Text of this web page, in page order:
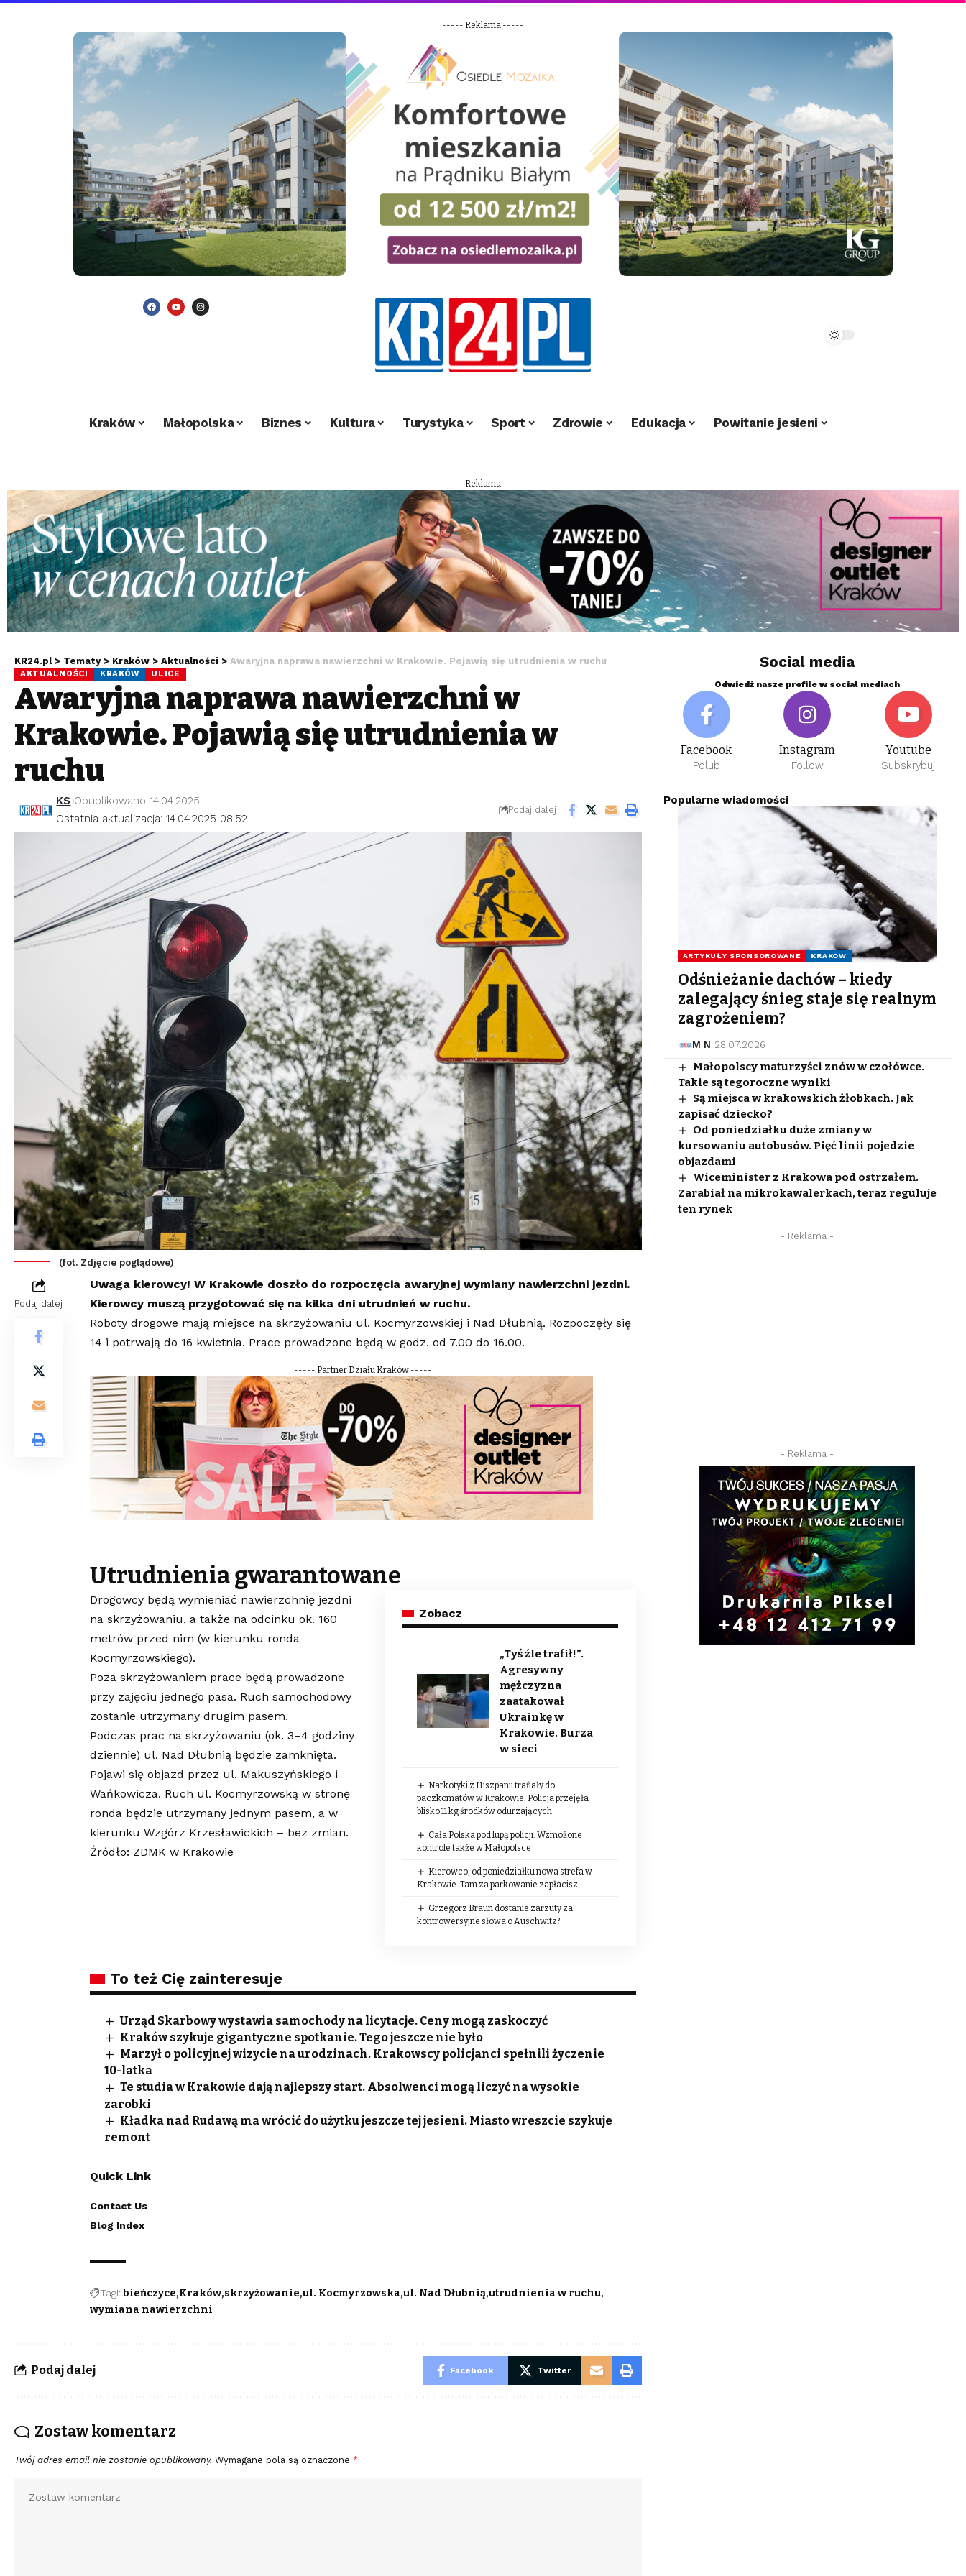
----- Reklama -----
Kraków Małopolska Biznes Kultura Turystyka Sport Zdrowie Edukacja Powitanie jesieni
----- Reklama -----
KR24.pl> Tematy> Kraków > Aktualności > Awaryjna naprawa nawierzchni w Krakowie. Pojawią się utrudnienia w ruchu
AKTUALNOŚCI KRAKÓW ULICE
Awaryjna naprawa nawierzchni w
Krakowie. Pojawią się utrudnienia w
ruchu
Ostatnia aktualizacja: 14.04.2025 08:52
KS Opublikowano 14.04.2025
Podaj dalej
(fot. Zdjęcie poglądowe)
Podaj dalej
Uwaga kierowcy! W Krakowie doszło do rozpoczęcia awaryjnej wymiany nawierzchni jezdni.
Kierowcy muszą przygotować się na kilka dni utrudnień w ruchu.
Roboty drogowe mają miejsce na skrzyżowaniu ul. Kocmyrzowskiej i Nad Dłubnią. Rozpoczęły się
14 i potrwają do 16 kwietnia. Prace prowadzone będą w godz. od 7.00 do 16.00.
----- Partner Działu Kraków -----
Utrudnienia gwarantowane
Zobacz
„Tyś źle trafił!”.
Agresywny
mężczyzna
zaatakował
Ukrainkę w
Krakowie. Burza
w sieci
Narkotyki z Hiszpanii trafiały do
paczkomatów w Krakowie. Policja przejęła
blisko 11 kg środków odurzających
Cała Polska pod lupą policji. Wzmożone
kontrole także w Małopolsce
Kierowco, od poniedziałku nowa strefa w
Krakowie. Tam za parkowanie zapłacisz
Grzegorz Braun dostanie zarzuty za
kontrowersyjne słowa o Auschwitz?
Drogowcy będą wymieniać nawierzchnię jezdni
na skrzyżowaniu, a także na odcinku ok. 160
metrów przed nim (w kierunku ronda
Kocmyrzowskiego).
Poza skrzyżowaniem prace będą prowadzone
przy zajęciu jednego pasa. Ruch samochodowy
zostanie utrzymany drugim pasem.
Podczas prac na skrzyżowaniu (ok. 3–4 godziny
dziennie) ul. Nad Dłubnią będzie zamknięta.
Pojawi się objazd przez ul. Makuszyńskiego i
Wańkowicza. Ruch ul. Kocmyrzowską w stronę
ronda będzie utrzymany jednym pasem, a w
kierunku Wzgórz Krzesławickich – bez zmian.
Źródło: ZDMK w Krakowie
To też Cię zainteresuje
Urząd Skarbowy wystawia samochody na licytacje. Ceny mogą zaskoczyć
Kraków szykuje gigantyczne spotkanie. Tego jeszcze nie było
Marzył o policyjnej wizycie na urodzinach. Krakowscy policjanci spełnili życzenie
10-latka
Te studia w Krakowie dają najlepszy start. Absolwenci mogą liczyć na wysokie
zarobki
Kładka nad Rudawą ma wrócić do użytku jeszcze tej jesieni. Miasto wreszcie szykuje
remont
Quick Link
Contact Us
Blog Index
Tagi:bieńczyce Kraków skrzyżowanie ul. Kocmyrzowska ul. Nad Dłubnią utrudnienia w ruchu
wymiana nawierzchni
Podaj dalej Facebook Twitter
Zostaw komentarz
Twój adres email nie zostanie opublikowany. Wymagane pola są oznaczone *
Social media
Odwiedź nasze profile w social mediach
Facebook
Polub
Instagram
Follow
Youtube
Subskrybuj
Popularne wiadomości
ARTYKUŁY SPONSOROWANE KRAKÓW
Odśnieżanie dachów – kiedy
zalegający śnieg staje się realnym
zagrożeniem?
M N 28.07.2026
Małopolscy maturzyści znów w czołówce.
Takie są tegoroczne wyniki
Są miejsca w krakowskich żłobkach. Jak
zapisać dziecko?
Od poniedziałku duże zmiany w
kursowaniu autobusów. Pięć linii pojedzie
objazdami
Wiceminister z Krakowa pod ostrzałem.
Zarabiał na mikrokawalerkach, teraz reguluje
ten rynek
- Reklama -
- Reklama -